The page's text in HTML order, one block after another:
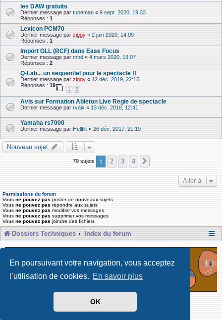
En poursuivant votre navigation, vous acceptez
l’utilisation de cookies. En savoir plus
OK
les DAW gratuits
Dernier message par tubeman « 9 sept. 2020, 19:33
Réponses : 1
Lexicon PCM70
Dernier message par ziggy « 2 juin 2020, 14:09
Réponses : 1
Import GLL (RCF) dans Ease Focus
Dernier message par mhd « 4 mars 2020, 19:07
Réponses : 2
Q-Lab... un sequentiel pour le spectacle !!
Dernier message par ziggy « 12 déc. 2019, 22:15
Réponses : 19
1 2
Avis sur Formation Ableton Live Regie de spectacle
Dernier message par rvaix « 13 déc. 2018, 12:41
Yamaha rs7000
Dernier message par Hellfik « 26 déc. 2017, 21:19
Nouveau sujet
79 sujets 1 2 3 4
Aller à
Permissions du forum
Vous ne pouvez pas poster de nouveaux sujets
Vous ne pouvez pas répondre aux sujets
Vous ne pouvez pas modifier vos messages
Vous ne pouvez pas supprimer vos messages
Vous ne pouvez pas joindre des fichiers
Dossiers Techniques Index du forum
Développé par Forum Software © phpBB Limited
Traduit par phpBB-fr